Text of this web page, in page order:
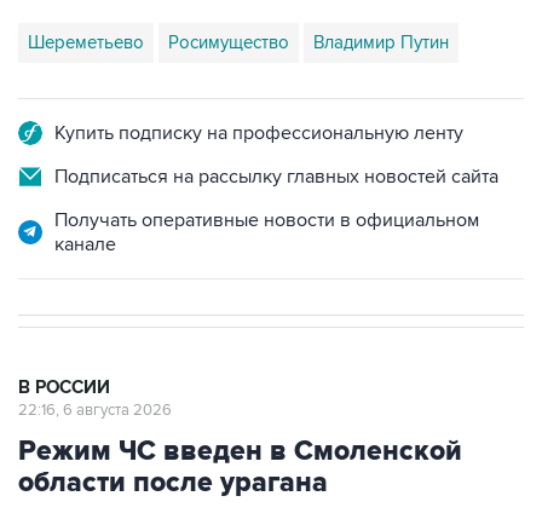
Шереметьево Росимущество Владимир Путин
Купить подписку на профессиональную ленту
Подписаться на рассылку главных новостей сайта
Получать оперативные новости в официальном
канале
В РОССИИ
22:16, 6 августа 2026
Режим ЧС введен в Смоленской
области после урагана